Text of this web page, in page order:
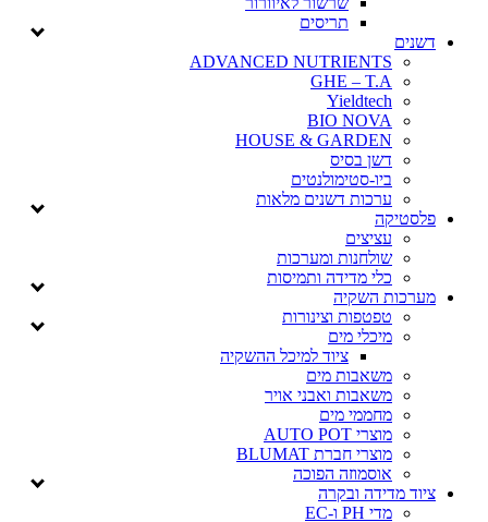
תריסים
דשנים
ADVANCED NUTRIENTS
GHE – T.A
Yieldtech
BIO NOVA
HOUSE & GARDEN
דשן בסיס
ביו-סטימולנטים
ערכות דשנים מלאות
פלסטיקה
עציצים
שולחנות ומערכות
כלי מדידה ותמיסות
מערכות השקיה
טפטפות וצינורות
מיכלי מים
ציוד למיכל ההשקיה
משאבות מים
משאבות ואבני אויר
מחממי מים
מוצרי AUTO POT
מוצרי חברת BLUMAT
אוסמוזה הפוכה
ציוד מדידה ובקרה
מדי PH ו-EC